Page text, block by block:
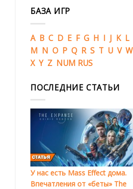
БАЗА ИГР
A B C D E F G H I J K L
M N O P Q R S T U V W
X Y Z NUM RUS
ПОСЛЕДНИЕ СТАТЬИ
У нас есть Mass Effect дома.
Впечатления от «беты» The